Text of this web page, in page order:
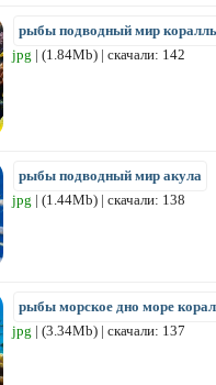
рыбы подводный мир
jpg | (1.84Mb) | скачали: 142
рыбы подводный мир акула
jpg | (1.44Mb) | скачали: 138
рыбы морское дно море
jpg | (3.34Mb) | скачали: 137